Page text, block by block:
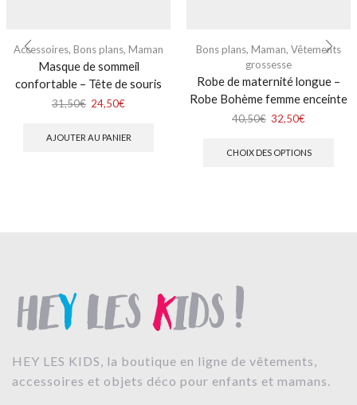
Accessoires, Bons plans, Maman
Masque de sommeil
confortable – Tête de souris
31,50€ 24,50€
AJOUTER AU PANIER
Bons plans, Maman, Vêtements
grossesse
Robe de maternité longue –
Robe Bohème femme enceinte
40,50€ 32,50€
CHOIX DES OPTIONS
HEY LES KIDS, la boutique en ligne de vêtements,
accessoires et objets déco pour enfants et mamans.